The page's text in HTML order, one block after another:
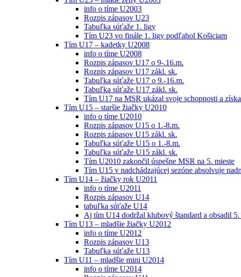
info o tíme U2003
Rozpis zápasov U23
Tabuľka súťaže 1. ligy
Tím U23 vo finále 1. ligy podľahol Košiciam
Tím U17 – kadetky U2008
info o tíme U2008
Rozpis zápasov U17 o 9-.16.m.
Rozpis zápasov U17 zákl. sk.
Tabuľka súťaže U17 o 9.-16.m.
Tabuľka súťaže U17 zákl. sk.
Tím U17 na MSR ukázal svoje schopnosti a
Tím U15 – staršie žiačky U2010
info o tíme U2010
Rozpis zápasov U15 o 1.-8.m.
Rozpis zápasov U15 zákl. sk.
Tabuľka súťaže U15 o 1.-8.m.
Tabuľka súťaže U15 zákl. sk.
Tím U2010 zakončil úspešne MSR na 5. mieste
Tím U15 v nadchádzajúcej sezóne absolvuje
Tím U14 – žiačky rok U2011
info o tíme U2011
Rozpis zápasov U14
tabuľka súťaže U14
Aj tím U14 dodržal klubový štandard a obsadil 5.
Tím U13 – mladšie žiačky U2012
info o tíme U2012
Rozpis zápasov U13
Tabuľka súťaže U13
Tím U11 – mladšie mini U2014
info o tíme U2014